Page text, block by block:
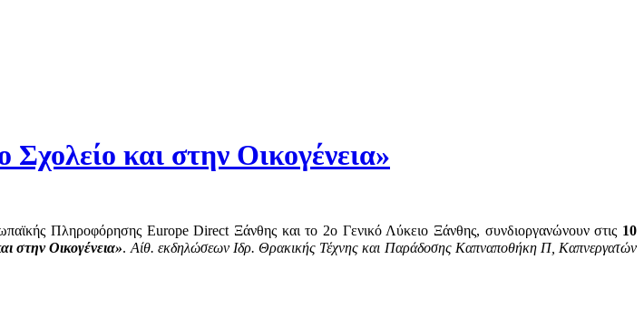
και στην Οικογένεια»
Πληροφόρησης Europe Direct Ξάνθης και το 2ο Γενικό Λύκειο Ξάνθης, συνδιοργανώνουν στις 10
στην Οικογένεια». Αίθ. εκδηλώσεων Ιδρ. Θρακικής Τέχνης και Παράδοσης Καπναποθήκη Π, Καπνεργατών